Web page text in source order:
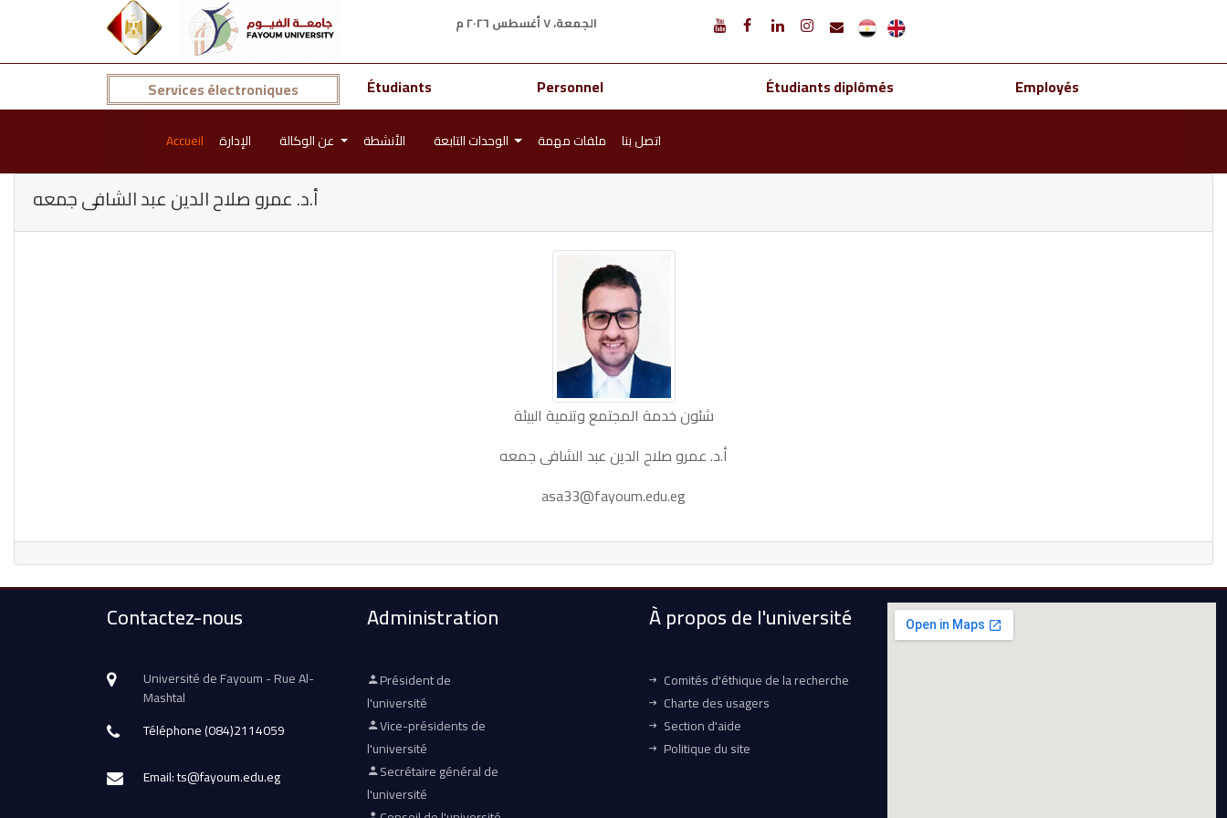
الجمعة، ٧ أغسطس ٢٠٢٦ م
Services électroniques Étudiants Personnel Étudiants diplômés Employés
Accueil الإدارة الأنشطة ملفات مهمة اتصل بنا
أ.د. عمرو صلاح الدين عبد الشافى جمعه
شئون خدمة المجتمع وتنمية البيئة
أ.د. عمرو صلاح الدين عبد الشافى جمعه
asa33@fayoum.edu.eg
Contactez-nous
Université de Fayoum - Rue Al-
Mashtal
Téléphone (084)2114059
Email: ts@fayoum.edu.eg
Administration
Président de
l'université
Vice-présidents de
l'université
Secrétaire général de
l'université
À propos de l'université
Comités d'éthique de la recherche
Charte des usagers
Section d'aide
Politique du site